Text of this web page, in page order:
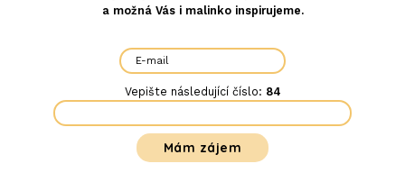
a možná Vás i malinko inspirujeme.
Vepište následující číslo: 84